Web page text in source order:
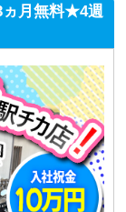
ヵ月無料★4週